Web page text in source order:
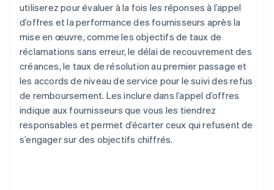
utiliserez pour évaluer à la fois les réponses à l’appel
d’offres et la performance des fournisseurs après la
mise en œuvre, comme les objectifs de taux de
réclamations sans erreur, le délai de recouvrement des
créances, le taux de résolution au premier passage et
les accords de niveau de service pour le suivi des refus
de remboursement. Les inclure dans l’appel d’offres
indique aux fournisseurs que vous les tiendrez
responsables et permet d’écarter ceux qui refusent de
s’engager sur des objectifs chiffrés.